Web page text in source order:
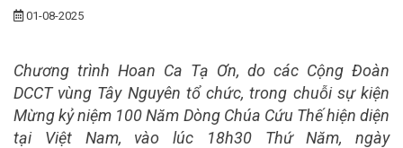
01-08-2025
Chương trình Hoan Ca Tạ Ơn, do các Cộng Đoàn
DCCT vùng Tây Nguyên tổ chức, trong chuỗi sự kiện
Mừng kỷ niệm 100 Năm Dòng Chúa Cứu Thế hiện diện
tại Việt Nam, vào lúc 18h30 Thứ Năm, ngày